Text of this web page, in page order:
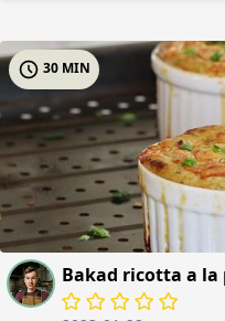
Bakad ricotta a la
30 MIN